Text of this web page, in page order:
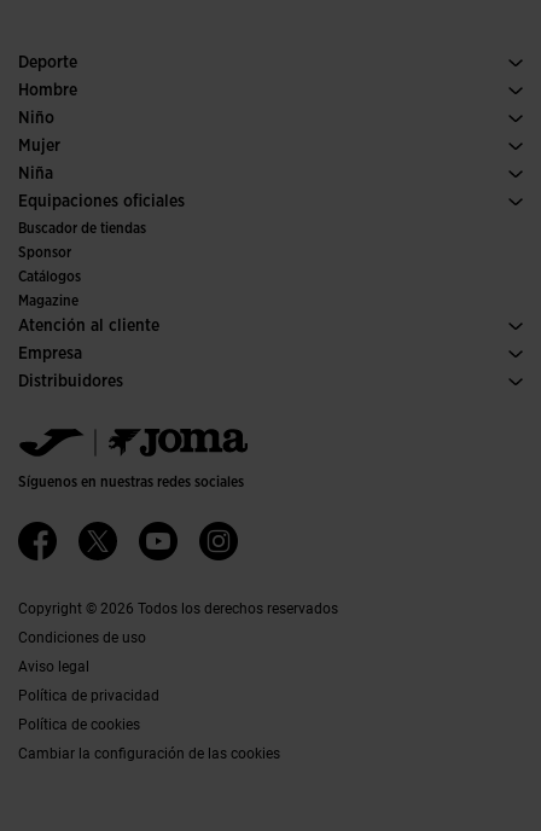
Deporte
Running
Fútbol
Pádel
Tenis
Trail running
Hombre
Calzado Hombre
Deporte
Niño
Ver todo ropa niño
Mujer
Calzado Mujer
Deporte
Niña
Ver todo ropa niña
Equipaciones oficiales
Fútbol
Fútbol sala
Comités y Federaciones
Ediciones especiales
Buscador de tiendas
Sponsor
Catálogos
Magazine
Atención al cliente
Condiciones de compra
Transporte y entrega
FAQs
Empresa
Historia
Política de calidad y medio ambiente
Trabaja con nosotros
Accesibilidad
Distribuidores
Jomanet
Área marketing
Contacto
Síguenos en nuestras redes sociales
Copyright © 2026 Todos los derechos reservados
Condiciones de uso
Aviso legal
Política de privacidad
Política de cookies
Cambiar la configuración de las cookies